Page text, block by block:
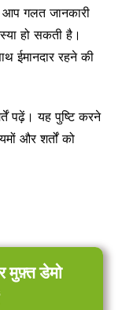
गलत जानकारी
हो सकती है।
ईमानदार रहने की
पढ़ें। यह पुष्टि करने
और शर्तों को
मुफ़्त डेमो